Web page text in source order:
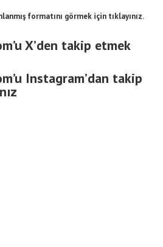
formatını görmek için tıklayınız.
X’den takip etmek
Instagram’dan takip